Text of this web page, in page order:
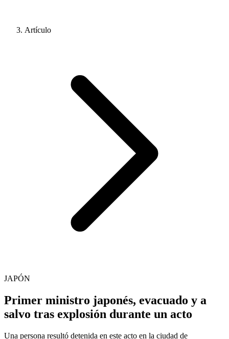
Artículo
JAPÓN
Primer ministro japonés, evacuado y a
salvo tras explosión durante un acto
Una persona resultó detenida en este acto en la ciudad de